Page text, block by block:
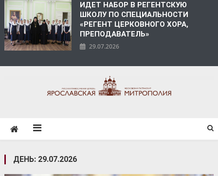
ИДЕТ НАБОР В РЕГЕНТСКУЮ
ШКОЛУ ПО СПЕЦИАЛЬНОСТИ
«РЕГЕНТ ЦЕРКОВНОГО ХОРА,
ПРЕПОДАВАТЕЛЬ»
29.07.2026
ДЕНЬ: 29.07.2026